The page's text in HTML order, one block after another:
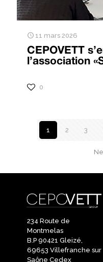
11 mars 2026
CEPOVETT
l’association
0
1 2 3
234 Route de
Montmelas
B.P 90421 Gleizé,
69653 Villefranche sur
Saône Cedex